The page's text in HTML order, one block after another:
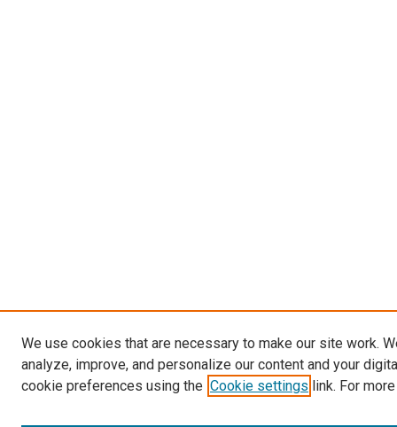
We use cookies that are necessary to make our site work.
analyze, improve, and personalize our content and your
cookie preferences using the Cookie settings link. For